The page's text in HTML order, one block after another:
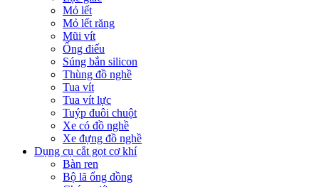
Mỏ lết
Mỏ lết răng
Mũi vít
Ống điếu
Súng bắn silicon
Thùng đồ nghề
Tua vít
Tua vít lực
Tuýp đuôi chuột
Xe có đồ nghề
Xe đựng đồ nghề
Dụng cụ cắt gọt cơ khí
Bàn ren
Bộ lã ống đồng